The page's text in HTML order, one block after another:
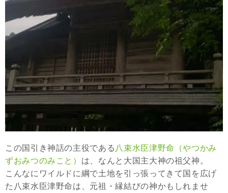
この国引き神話の主役である 八束水臣津野命（やつかみ
ずおみつのみこと） は、なんと大国主大神の祖父神。
こんなにワイルドに綱で土地を引っ張ってきて国を広げ
た八束水臣津野命は、元祖・縁結びの神かもしれませ